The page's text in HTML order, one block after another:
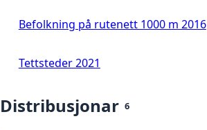
Befolkning på rutenett 1000 m 2016
Tettsteder 2021
Distribusjonar 6